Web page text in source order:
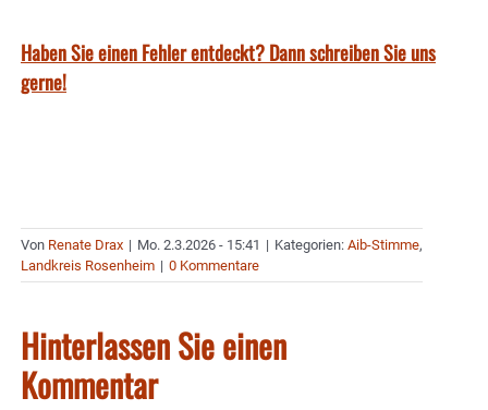
Haben Sie einen Fehler entdeckt? Dann schreiben Sie uns
gerne!
Von Renate Drax | Mo. 2.3.2026 - 15:41 | Kategorien: Aib-Stimme,
Landkreis Rosenheim | 0 Kommentare
Hinterlassen Sie einen
Kommentar